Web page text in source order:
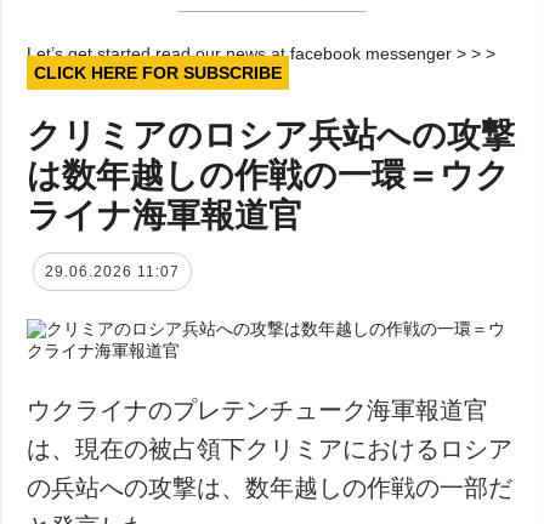
Let’s get started read our news at facebook messenger > > >
CLICK HERE FOR SUBSCRIBE
クリミアのロシア兵站への攻撃
は数年越しの作戦の一環＝ウク
ライナ海軍報道官
29.06.2026 11:07
ウクライナのプレテンチューク海軍報道官
は、現在の被占領下クリミアにおけるロシア
の兵站への攻撃は、数年越しの作戦の一部だ